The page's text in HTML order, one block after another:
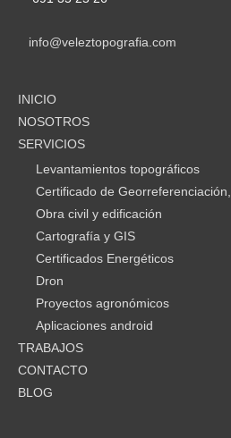
info@veleztopografia.com
INICIO
NOSOTROS
SERVICIOS
Levantamientos topográficos
Certificado de
Obra civil y edificación
Cartografía y GIS
Certificados Energéticos
Dron
Proyectos agronómicos
Aplicaciones android
TRABAJOS
CONTACTO
BLOG